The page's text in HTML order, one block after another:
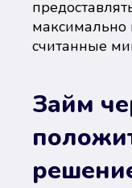
максимально
считанные
Займ